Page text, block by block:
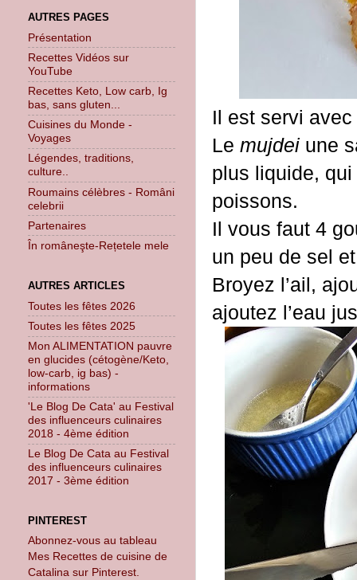
Il est servi
Le mujdei une
plus liquide,
poissons.
Il vous faut 4
un peu de sel
Broyez l’ail,
ajoutez l’eau
AUTRES PAGES
Présentation
Recettes Vidéos sur
YouTube
Recettes Keto, Low carb, Ig
bas, sans gluten...
Cuisines du Monde -
Voyages
Légendes, traditions,
culture..
Roumains célèbres - Români
celebrii
Partenaires
În româneşte-Rețetele mele
AUTRES ARTICLES
Toutes les fêtes 2026
Toutes les fêtes 2025
Mon ALIMENTATION pauvre
en glucides (cétogène/Keto,
low-carb, ig bas) -
informations
'Le Blog De Cata' au Festival
des influenceurs culinaires
2018 - 4ème édition
Le Blog De Cata au Festival
des influenceurs culinaires
2017 - 3ème édition
PINTEREST
Abonnez-vous au tableau
Mes Recettes de cuisine de
Catalina sur Pinterest.